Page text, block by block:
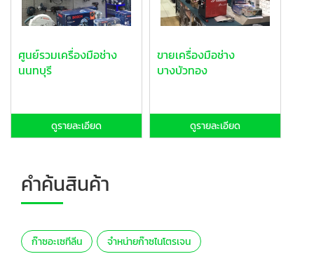
ศูนย์รวมเครื่องมือช่าง
นนทบุรี
ดูรายละเอียด
ขายเครื่องมือช่าง
บางบัวทอง
ดูรายละเอียด
คำค้นสินค้า
ก๊าซอะเซทีลีน จำหน่ายก๊าซไนโตรเจน